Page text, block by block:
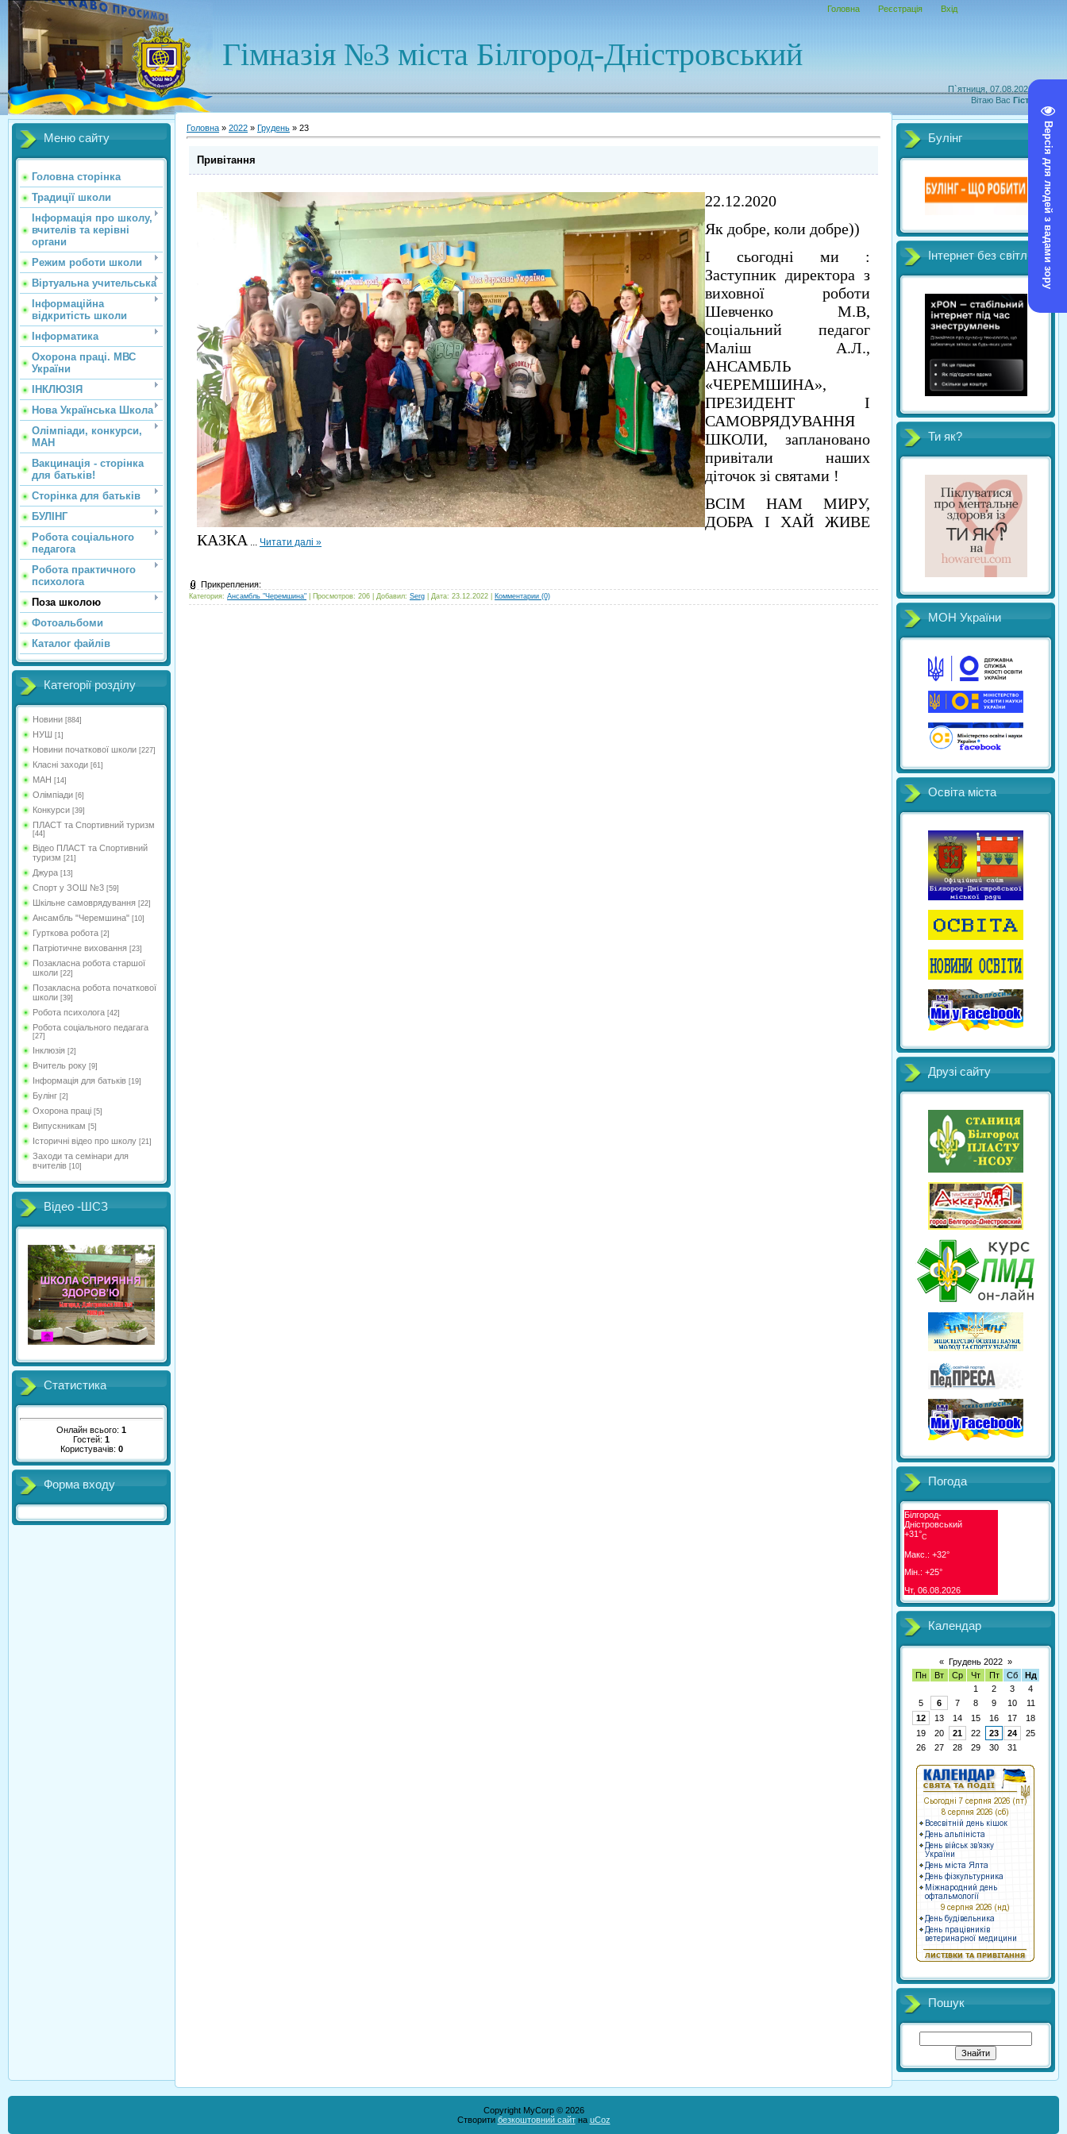
Версія для людей з вадами зору
П`ятниця, 07.08.2026, 03:27
Вітаю Вас Гість
Гімназія №3 міста Білгород-Дністровський
Головна Реєстрація Вхід
Меню сайту
Головна сторінка
Традиції школи
Інформація про школу,
вчителів та керівні
органи
Режим роботи школи
Віртуальна учительська
Інформаційна
відкритість школи
Інформатика
Охорона праці. МВС
України
ІНКЛЮЗІЯ
Нова Українська Школа
Олімпіади, конкурси,
МАН
Вакцинація - сторінка
для батьків!
Сторінка для батьків
БУЛІНГ
Робота соціального
педагога
Робота практичного
психолога
Поза школою
Фотоальбоми
Каталог файлів
Категорії розділу
Новини [884]
НУШ [1]
Новини початкової школи [227]
Класні заходи [61]
МАН [14]
Олімпіади [6]
Конкурси [39]
ПЛАСТ та Спортивний туризм
[44]
Відео ПЛАСТ та Спортивний
туризм [21]
Джура [13]
Спорт у ЗОШ №3 [59]
Шкільне самоврядування [22]
Ансамбль "Черемшина" [10]
Гурткова робота [2]
Патріотичне виховання [23]
Позакласна робота старшої
школи [22]
Позакласна робота початкової
школи [39]
Робота психолога [42]
Робота соціального педагага
[27]
Інклюзія [2]
Вчитель року [9]
Інформація для батьків [19]
Булінг [2]
Охорона праці [5]
Випускникам [5]
Історичні відео про школу [21]
Заходи та семінари для
вчителів [10]
Відео -ШСЗ
Статистика
Онлайн всього: 1
Гостей: 1
Користувачів: 0
Форма входу
Головна » 2022 » Грудень » 23
Привітання
22.12.2020
Як добре, коли добре))
І сьогодні ми :
Заступник директора з
виховної роботи
Шевченко М.В,
соціальний педагог
Маліш А.Л.,
АНСАМБЛЬ
«ЧЕРЕМШИНА»,
ПРЕЗИДЕНТ І
САМОВРЯДУВАННЯ
ШКОЛИ, заплановано
привітали наших
діточок зі святами !
ВСІМ НАМ МИРУ,
ДОБРА І ХАЙ ЖИВЕ
КАЗКА
Читати далі »
Прикрепления:
Категория: Ансамбль "Черемшина" | Просмотров: 206 | Добавил: Serg | Дата: 23.12.2022 Комментарии (0)
Булінг
Інтернет без світл
Ти як?
МОН України
Освіта міста
Друзі сайту
Погода
Білгород-
Дністровський
+31°C
Макс.: +32°
Мін.: +25°
Чт, 06.08.2026
Календар
« Грудень 2022 »
Пн
Вт Ср Чт Пт Сб
Нд
1
2 3
4
5
6 7 8 9 10
11
12
13 14 15 16 17
18
19
20 21 22 23 24
25
26
27 28 29 30 31
Пошук
Copyright MyCorp © 2026
Створити безкоштовний сайтна uCoz